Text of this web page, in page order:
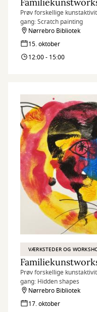
Prøv forskellige
gang: Scratch painting
Nørrebro Bibliotek
15. oktober
12:00 - 15:00
VÆRKSTEDER OG
Prøv forskellige
gang: Hidden shapes
Nørrebro Bibliotek
17. oktober